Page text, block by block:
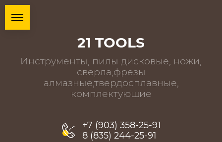
21 TOOLS
Инструменты, пилы дисковые, ножи,
сверла,фрезы
алмазные,твердосплавные,
комплектующие
+7 (903) 358-25-91
8 (835) 244-25-91